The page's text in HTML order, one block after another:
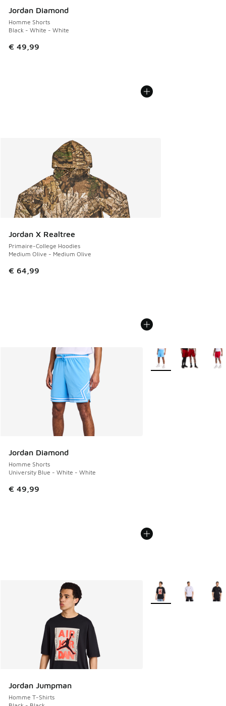
Jordan Diamond
Homme Shorts
Black - White - White
€ 49,99
Jordan X Realtree
Primaire-College Hoodies
Medium Olive - Medium Olive
€ 64,99
Jordan Diamond
Homme Shorts
University Blue - White - White
€ 49,99
Plus de couleurs
Jordan Jumpman
Homme T-Shirts
Plus de couleurs